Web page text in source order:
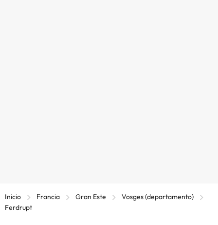
Inicio Francia Gran Este
Vosges (departamento)
Ferdrupt